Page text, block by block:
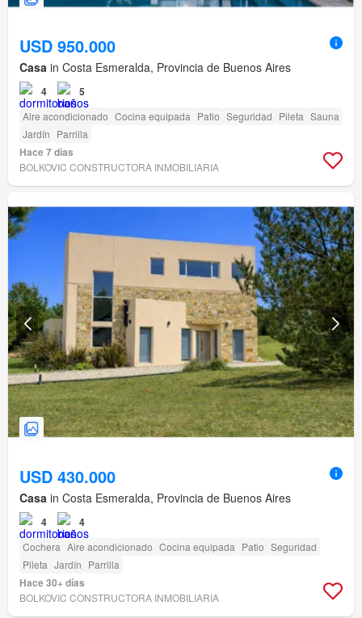
USD 950.000
Casa in Costa Esmeralda, Provincia de Buenos Aires
4 5
Aire acondicionado Cocina equipada Patio Seguridad Pileta Sauna
Jardín Parrilla
Hace 7 días
BOLKOVIC CONSTRUCTORA INMOBILIARIA
USD 430.000
Casa in Costa Esmeralda, Provincia de Buenos Aires
4 4
Cochera Aire acondicionado Cocina equipada Patio Seguridad
Pileta Jardín Parrilla
Hace 30+ días
BOLKOVIC CONSTRUCTORA INMOBILIARIA